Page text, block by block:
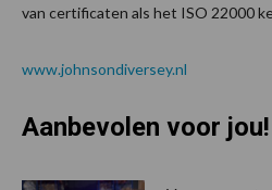
van certificaten als het ISO 22000
www.johnsondiversey.nl
Aanbevolen voor